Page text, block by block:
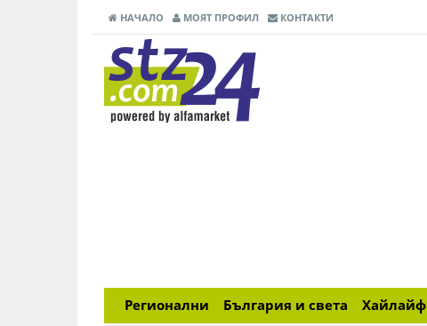
НАЧАЛО МОЯТ ПРОФИЛ КОНТАКТИ
Регионални България и света Хайлайф